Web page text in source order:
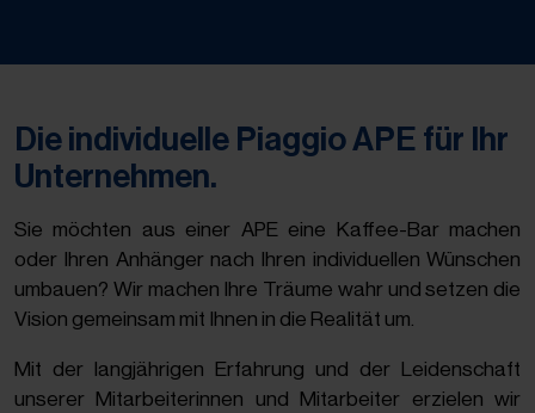
Die individuelle Piaggio APE für Ihr
Unternehmen.
Sie möchten aus einer APE eine Kaffee-Bar machen
oder Ihren Anhänger nach Ihren individuellen Wünschen
umbauen? Wir machen Ihre Träume wahr und setzen die
Vision gemeinsam mit Ihnen in die Realität um.
Mit der langjährigen Erfahrung und der Leidenschaft
unserer Mitarbeiterinnen und Mitarbeiter erzielen wir